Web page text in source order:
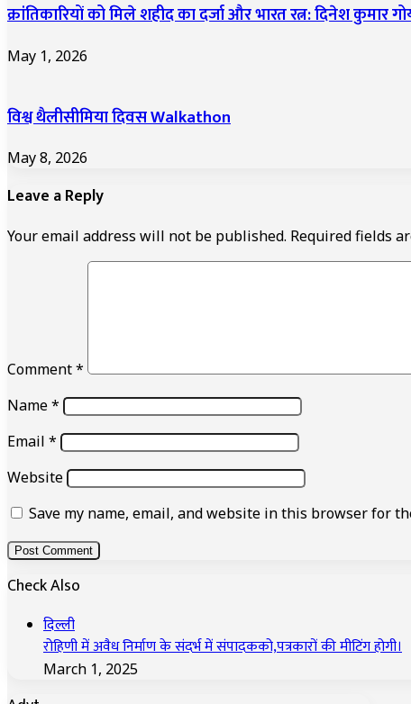
क्रांतिकारियों को मिले शहीद का दर्जा और भारत रत्न: दिनेश कुमार
May 1, 2026
विश्व थैलीसीमिया दिवस Walkathon
May 8, 2026
Leave a Reply
Your email address will not be published. Required fields
Comment*
Name*
Email *
Website
Save my name, email, and website in this browser for
Check Also
दिल्ली
रोहिणी में अवैध निर्माण के संदर्भ में संपादकको,पत्रकारों की मीटिंग होगी।
March 1, 2025